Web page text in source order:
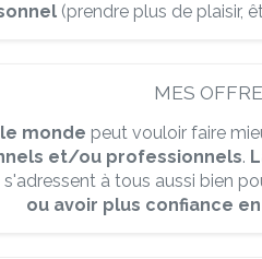
(prendre plus de plaisir,
MES
monde peut vouloir faire
et/ou professionnels.
s'adressent à tous aussi bien
ou avoir plus confiance